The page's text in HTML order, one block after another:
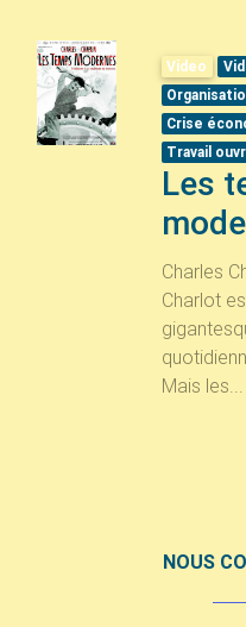
Video
Crise
Travail
Les
Charles
Charlot
Mais les...
NOUS